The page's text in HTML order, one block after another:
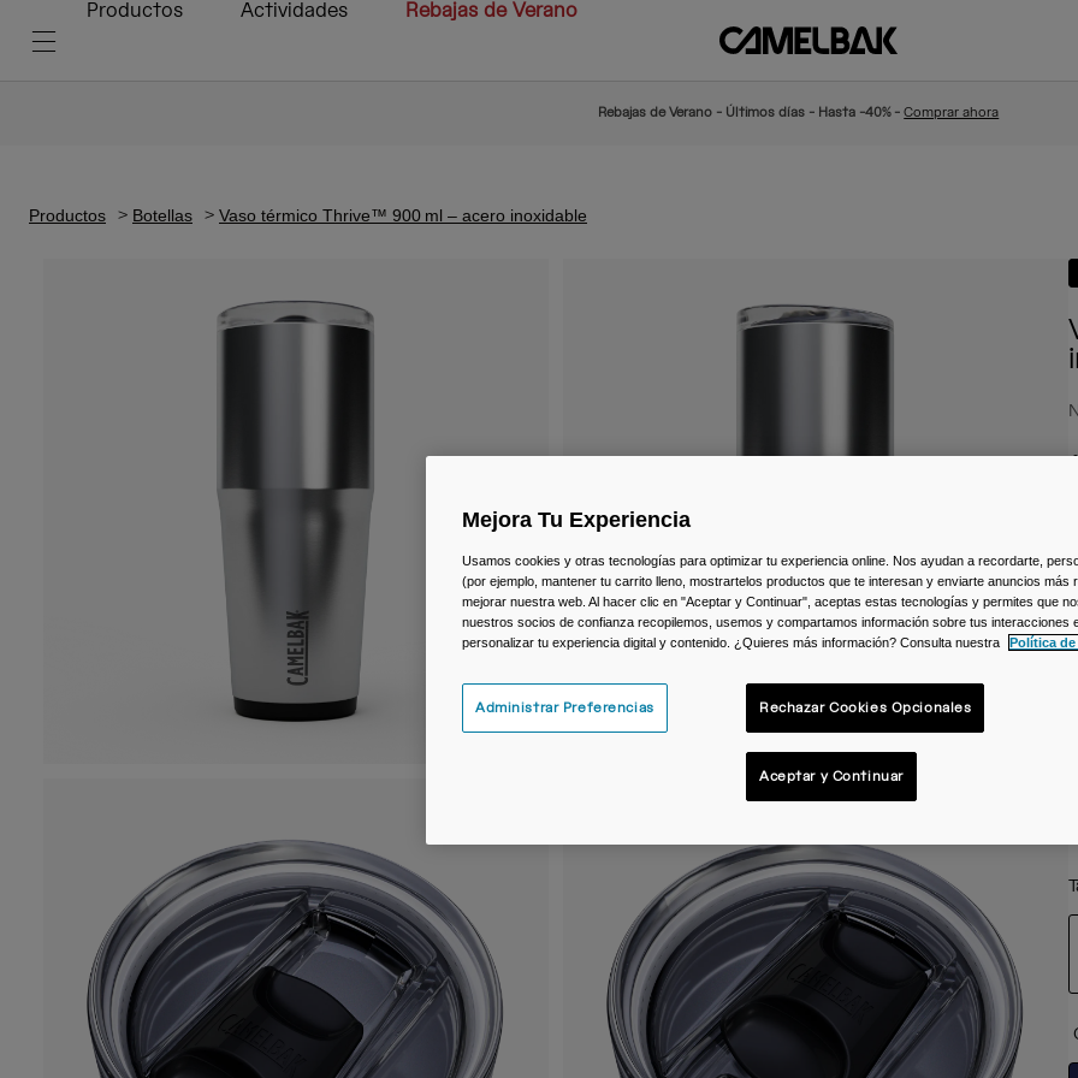
Productos Actividades Rebajas de Verano
Rebajas de Verano - Últimos días - Hasta -40% -Comprar ahora
Productos Botellas Vaso térmico Thrive™ 900 ml – acero inoxidable
Mejora Tu Experiencia
Usamos cookies y otras tecnologías para optimizar tu experiencia online. Nos ayudan a recordarte,
(por ejemplo, mantener tu carrito lleno, mostrartelos productos que te interesan y enviarte anuncios más
mejorar nuestra web. Al hacer clic en "Aceptar y Continuar", aceptas estas tecnologías y permites que
nuestros socios de confianza recopilemos, usemos y compartamos información sobre tus interacciones
personalizar tu experiencia digital y contenido. ¿Quieres más información? Consulta nuestra
Política de
Administrar Preferencias Rechazar Cookies Opcionales
Aceptar y Continuar